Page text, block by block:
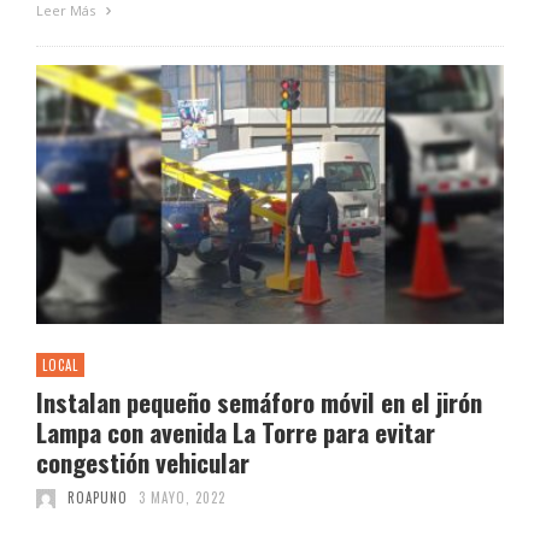
Leer Más
LOCAL
Instalan pequeño semáforo móvil en el jirón
Lampa con avenida La Torre para evitar
congestión vehicular
ROAPUNO 3 MAYO, 2022